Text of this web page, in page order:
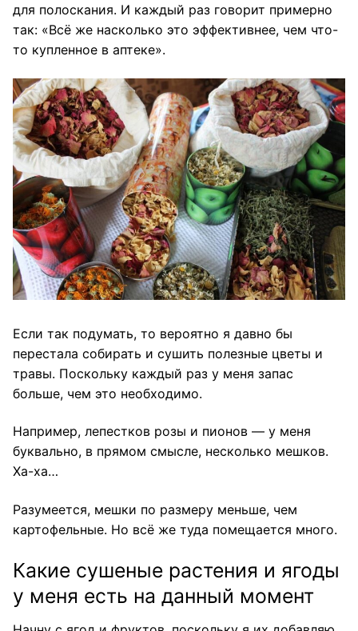
для полоскания. И каждый раз говорит примерно
так: «Всё же насколько это эффективнее, чем что-
то купленное в аптеке».
Если так подумать, то вероятно я давно бы
перестала собирать и сушить полезные цветы и
травы. Поскольку каждый раз у меня запас
больше, чем это необходимо.
Например, лепестков розы и пионов — у меня
буквально, в прямом смысле, несколько мешков.
Ха-ха…
Разумеется, мешки по размеру меньше, чем
картофельные. Но всё же туда помещается много.
Какие сушеные растения и ягоды
у меня есть на данный момент